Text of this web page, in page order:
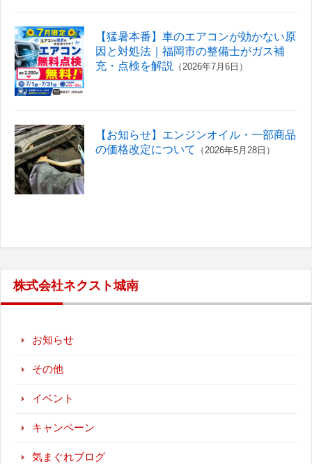
【猛暑本番】車のエアコンが効かない原
因と対処法｜福岡市の整備士がガス補
充・点検を解説
（2026年7月6日）
【お知らせ】エンジンオイル・一部商品
の価格改定について
（2026年5月28日）
株式会社ネクスト城南
お知らせ
その他
イベント
キャンペーン
気まぐれブログ